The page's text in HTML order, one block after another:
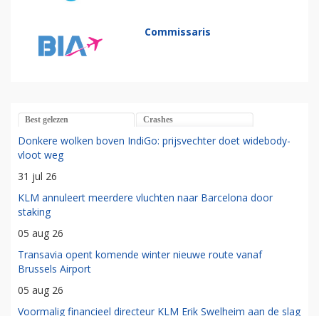
Commissaris
Best gelezen Crashes
Donkere wolken boven IndiGo: prijsvechter doet widebody-
vloot weg
31 jul 26
KLM annuleert meerdere vluchten naar Barcelona door
staking
05 aug 26
Transavia opent komende winter nieuwe route vanaf
Brussels Airport
05 aug 26
Voormalig financieel directeur KLM Erik Swelheim aan de slag